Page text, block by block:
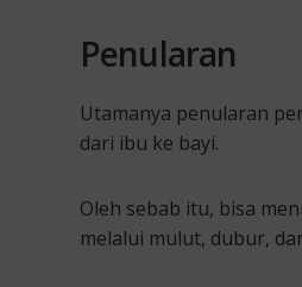
Penularan
Utamanya penularan
dari ibu ke bayi.
Oleh sebab itu, bisa
melalui mulut, dubur,